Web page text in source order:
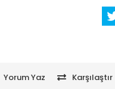
Yorum Yaz Karşılaştır